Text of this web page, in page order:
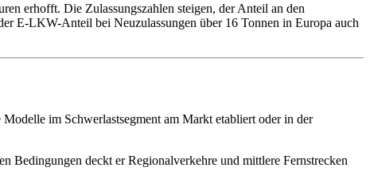
erhofft. Die Zulassungszahlen steigen, der Anteil an den
E-LKW-Anteil bei Neuzulassungen über 16 Tonnen in Europa auch
im Schwerlastsegment am Markt etabliert oder in der
Bedingungen deckt er Regionalverkehre und mittlere Fernstrecken